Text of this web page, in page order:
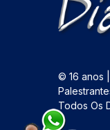
© 16 anos
Todos Os